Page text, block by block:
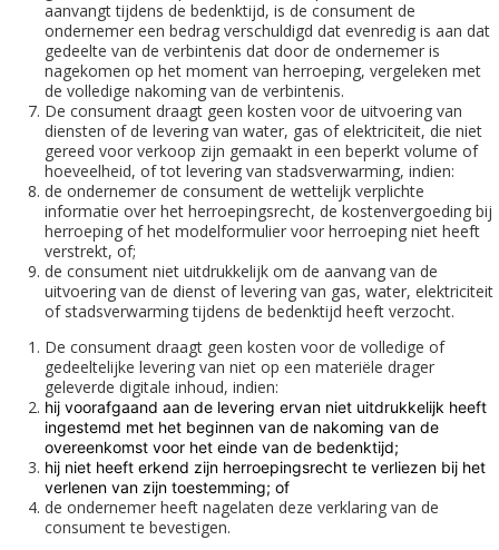
aanvangt tijdens de bedenktijd, is de consument de
ondernemer een bedrag verschuldigd dat evenredig is aan dat
gedeelte van de verbintenis dat door de ondernemer is
nagekomen op het moment van herroeping, vergeleken met
de volledige nakoming van de verbintenis.
De consument draagt geen kosten voor de uitvoering van
diensten of de levering van water, gas of elektriciteit, die niet
gereed voor verkoop zijn gemaakt in een beperkt volume of
hoeveelheid, of tot levering van stadsverwarming, indien:
de ondernemer de consument de wettelijk verplichte
informatie over het herroepingsrecht, de kostenvergoeding bij
herroeping of het modelformulier voor herroeping niet heeft
verstrekt, of;
de consument niet uitdrukkelijk om de aanvang van de
uitvoering van de dienst of levering van gas, water, elektriciteit
of stadsverwarming tijdens de bedenktijd heeft verzocht.
De consument draagt geen kosten voor de volledige of
gedeeltelijke levering van niet op een materiële drager
geleverde digitale inhoud, indien:
hij voorafgaand aan de levering ervan niet uitdrukkelijk heeft
ingestemd met het beginnen van de nakoming van de
overeenkomst voor het einde van de bedenktijd;
hij niet heeft erkend zijn herroepingsrecht te verliezen bij het
verlenen van zijn toestemming; of
de ondernemer heeft nagelaten deze verklaring van de
consument te bevestigen.